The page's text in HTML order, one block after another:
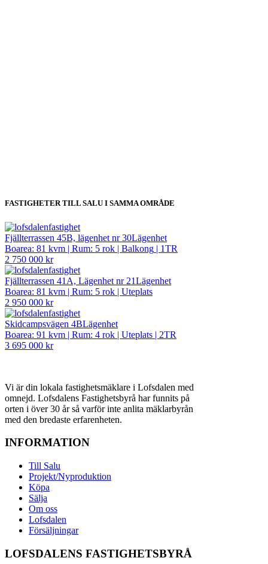
FASTIGHETER TILL SALU I SAMMA OMRÅDE
Fjällterrassen 45B, lägenhet nr 30Lägenhet
Boarea: 81 kvm | Rum: 5 rok | Balkong | 1TR
2 750 000 kr
Fjällterrassen 41A, Lägenhet nr 21Lägenhet
Boarea: 81 kvm | Rum: 5 rok | Uteplats
2 950 000 kr
Skidcampsvägen 4BLägenhet
Boarea: 91 kvm | Rum: 4 rok | Uteplats | 2TR
3 695 000 kr
Vi är din lokala fastighetsmäklare i Lofsdalen med
omnejd. Lofsdalens Fastighetsbyrå har funnits på
orten i över 30 år så varför inte anlita mäklarbyrån
med den bredaste erfarenheten.
INFORMATION
Till Salu
Projekt/Nyproduktion
Köpa
Sälja
Om oss
Lofsdalen
Försäljningar
LOFSDALENS FASTIGHETSBYRÅ